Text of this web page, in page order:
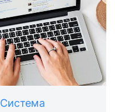
Система